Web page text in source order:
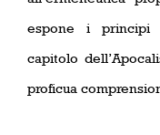
espone i principi
capitolo dell’Apocali
proficua